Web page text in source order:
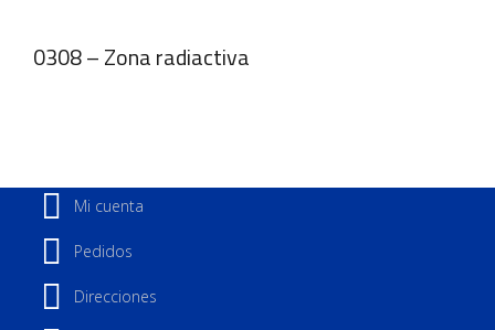
0308 – Zona radiactiva
Mi cuenta
Pedidos
Direcciones